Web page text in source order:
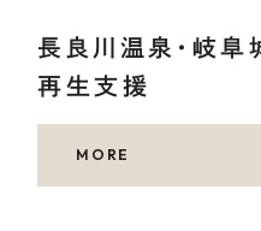
01.CoLoRsと
長良川温泉・岐阜
再生支援
MORE